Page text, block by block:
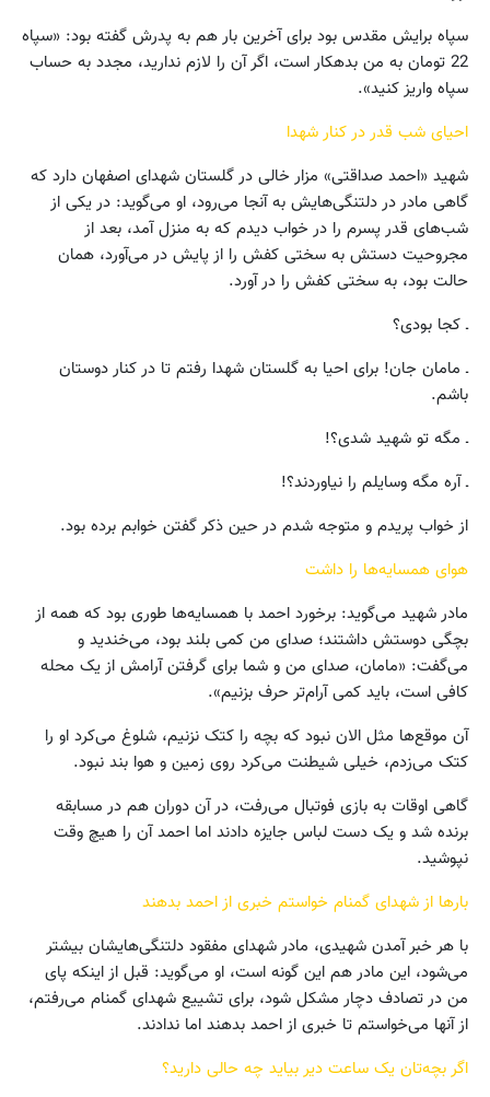
سپاه برایش مقدس بود برای آخرین بار هم به پدرش گفته بود: «سپاه
22 تومان به من بدهکار است، اگر آن را لازم ندارید، مجدد به حساب
سپاه واریز کنید».
احیای شب قدر در کنار شهدا
شهید «احمد صداقتی» مزار خالی در گلستان شهدای اصفهان دارد که
گاهی مادر در دلتنگی‌هایش به آنجا می‌رود، او می‌گوید: در یکی از
شب‌های قدر پسرم را در خواب دیدم که به منزل آمد، بعد از
مجروحیت دستش به سختی کفش را از پایش در می‌آورد، همان
حالت بود، به سختی کفش را در آورد.
ـ کجا بودی؟
ـ مامان جان! برای احیا به گلستان شهدا رفتم تا در کنار دوستان
باشم.
ـ مگه تو شهید شدی؟!
ـ آره مگه وسایلم را نیاوردند؟!
از خواب پریدم و متوجه شدم در حین ذکر گفتن خوابم برده بود.
هوای همسایه‌ها را داشت
مادر شهید می‌گوید: برخورد احمد با همسایه‌ها طوری بود که همه از
بچگی دوستش داشتند؛ صدای من کمی بلند بود، می‌خندید و
می‌گفت: «مامان، صدای من و شما برای گرفتن آرامش از یک محله
کافی است، باید کمی آرام‌تر حرف بزنیم».
آن موقع‌ها مثل الان نبود که بچه را کتک نزنیم، شلوغ می‌کرد او را
کتک می‌زدم، خیلی شیطنت می‌کرد روی زمین و هوا بند نبود.
گاهی اوقات به بازی فوتبال می‌رفت، در آن دوران هم در مسابقه
برنده شد و یک دست لباس جایزه دادند اما احمد آن را هیچ وقت
نپوشید.
بارها از شهدای گمنام خواستم خبری از احمد بدهند
با هر خبر آمدن شهیدی، مادر شهدای مفقود دلتنگی‌هایشان بیشتر
می‌شود، این مادر هم این گونه است، او می‌گوید: قبل از اینکه پای
من در تصادف دچار مشکل شود، برای تشییع شهدای گمنام می‌رفتم،
از آنها می‌خواستم تا خبری از احمد بدهند اما ندادند.
اگر بچه‌تان یک ساعت دیر بیاید چه حالی دارید؟